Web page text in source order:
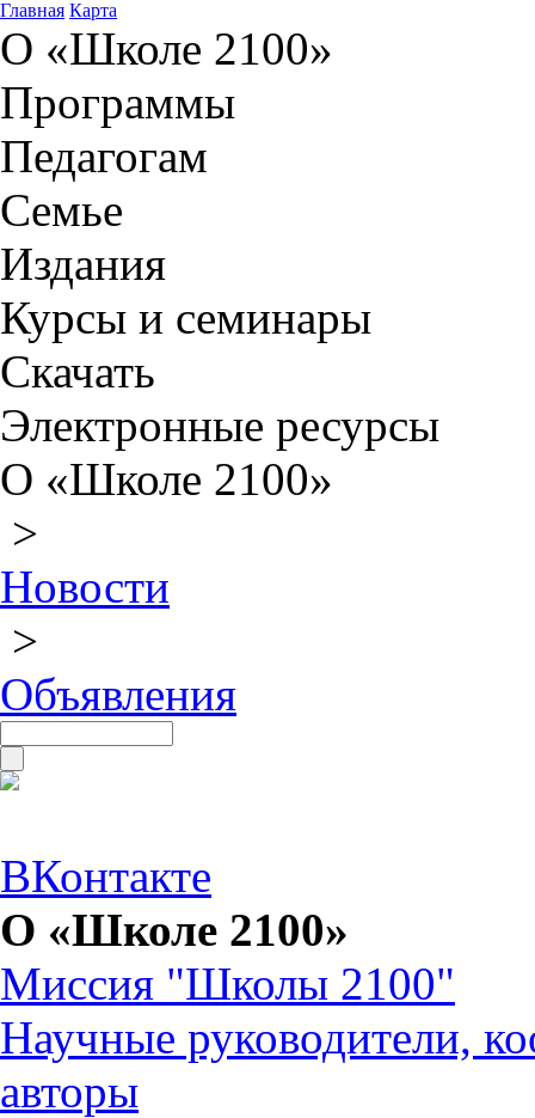
Главная Карта
О «Школе 2100»
Программы
Педагогам
Семье
Издания
Курсы и семинары
Скачать
Электронные ресурсы
О «Школе 2100»
>
Новости
>
Объявления
ВКонтакте
О «Школе 2100»
Миссия "Школы 2100"
Научные руководители,
авторы